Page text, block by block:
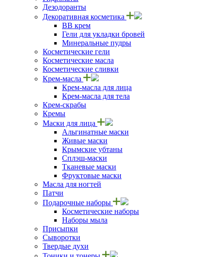
Дезодоранты
Декоративная косметика
ВВ крем
Гели для укладки бровей
Минеральные пудры
Косметические гели
Косметические масла
Косметические сливки
Крем-масла
Крем-масла для лица
Крем-масла для тела
Крем-скрабы
Кремы
Маски для лица
Альгинатные маски
Живые маски
Крымские убтаны
Сплэш-маски
Тканевые маски
Фруктовые маски
Масла для ногтей
Патчи
Подарочные наборы
Косметические наборы
Наборы мыла
Присыпки
Сыворотки
Твердые духи